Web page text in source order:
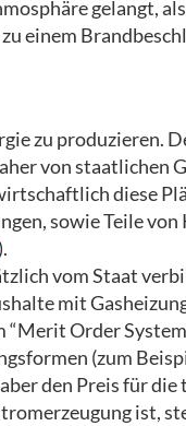
gelangt,
zu einem
zu produzieren.
von staatlichen
diese
sowie Teile
vom Staat
mit
Order
(zum
den Preis für
ist,